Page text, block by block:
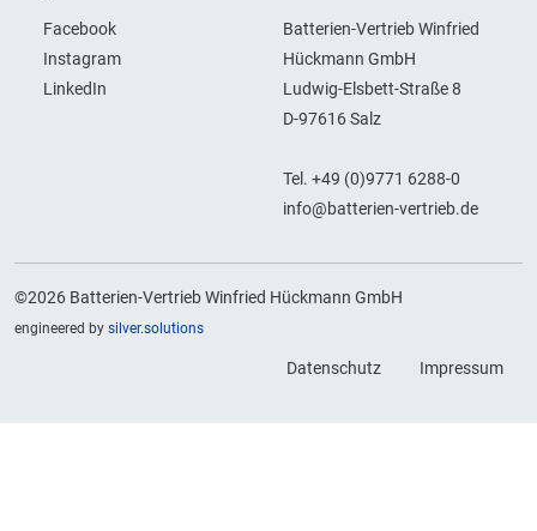
Facebook
Instagram
LinkedIn
Batterien-Vertrieb Winfried
Hückmann GmbH
Ludwig-Elsbett-Straße 8
D-97616 Salz
Tel. +49 (0)9771 6288-0
info@batterien-vertrieb.de
©2026 Batterien-Vertrieb Winfried Hückmann GmbH
engineered by silver.solutions
Datenschutz Impressum